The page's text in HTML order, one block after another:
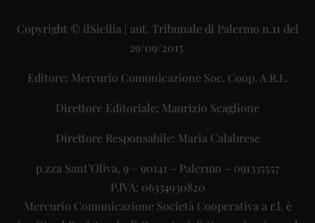
Copyright © ilSicilia | aut. Tribunale di Palermo n.11 del
29/09/2015
Editore: Mercurio Comunicazione Soc. Coop. A.R.L.
Direttore Editoriale: Maurizio Scaglione
Direttore Responsabile: Maria Calabrese
p.zza Sant’Oliva, 9 – 90141 – Palermo – 091335557
P.IVA: 06334930820
Mercurio Comunicazione Società Cooperativa a r.l. è